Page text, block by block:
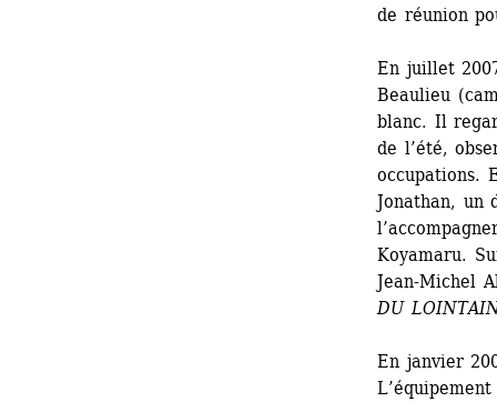
de réunion
En juillet
Beaulieu
blanc. Il
de l’été,
occupations.
Jonathan, un
Koyamaru.
Jean-Michel
DU
En janvier